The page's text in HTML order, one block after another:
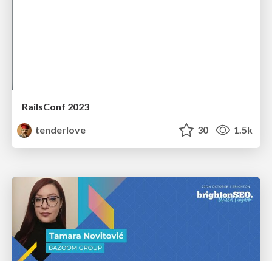
RailsConf 2023
tenderlove
30 1.5k